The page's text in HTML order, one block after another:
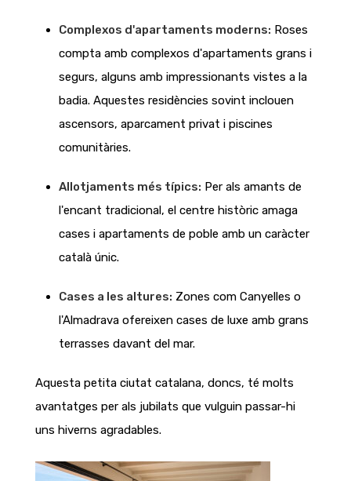
Complexos d'apartaments moderns: Roses
compta amb complexos d'apartaments grans i
segurs, alguns amb impressionants vistes a la
badia. Aquestes residències sovint inclouen
ascensors, aparcament privat i piscines
comunitàries.
Allotjaments més típics: Per als amants de
l'encant tradicional, el centre històric amaga
cases i apartaments de poble amb un caràcter
català únic.
Cases a les altures: Zones com Canyelles o
l'Almadrava ofereixen cases de luxe amb grans
terrasses davant del mar.
Aquesta petita ciutat catalana, doncs, té molts
avantatges per als jubilats que vulguin passar-hi
uns hiverns agradables.